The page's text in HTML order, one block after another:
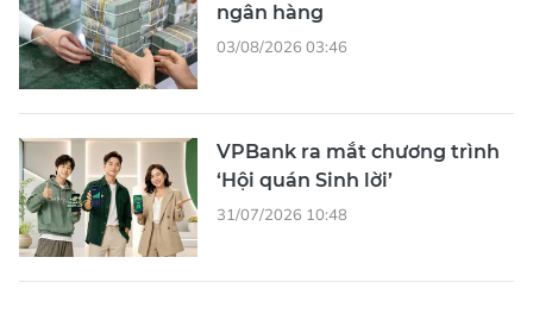
ngân hàng
03/08/2026 03:46
VPBank ra mắt chương trình
‘Hội quán Sinh lời’
31/07/2026 10:48